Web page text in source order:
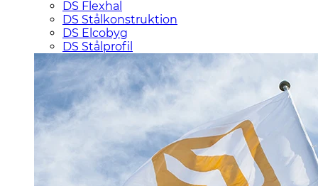
DS Flexhal
DS Stålkonstruktion
DS Elcobyg
DS Stålprofil